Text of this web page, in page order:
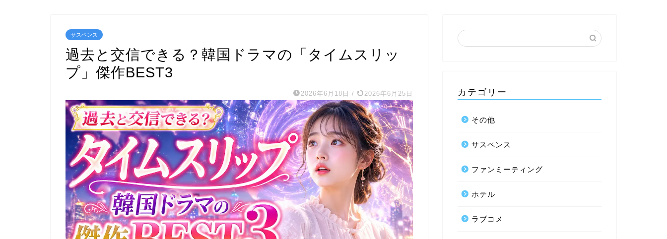
サスペンス
過去と交信できる？韓国ドラマの「タイムスリッ
プ」傑作BEST3
2026年6月18日 / 2026年6月25日 カテゴリー
その他
サスペンス
ファンミーティング
ホテル
ラブコメ